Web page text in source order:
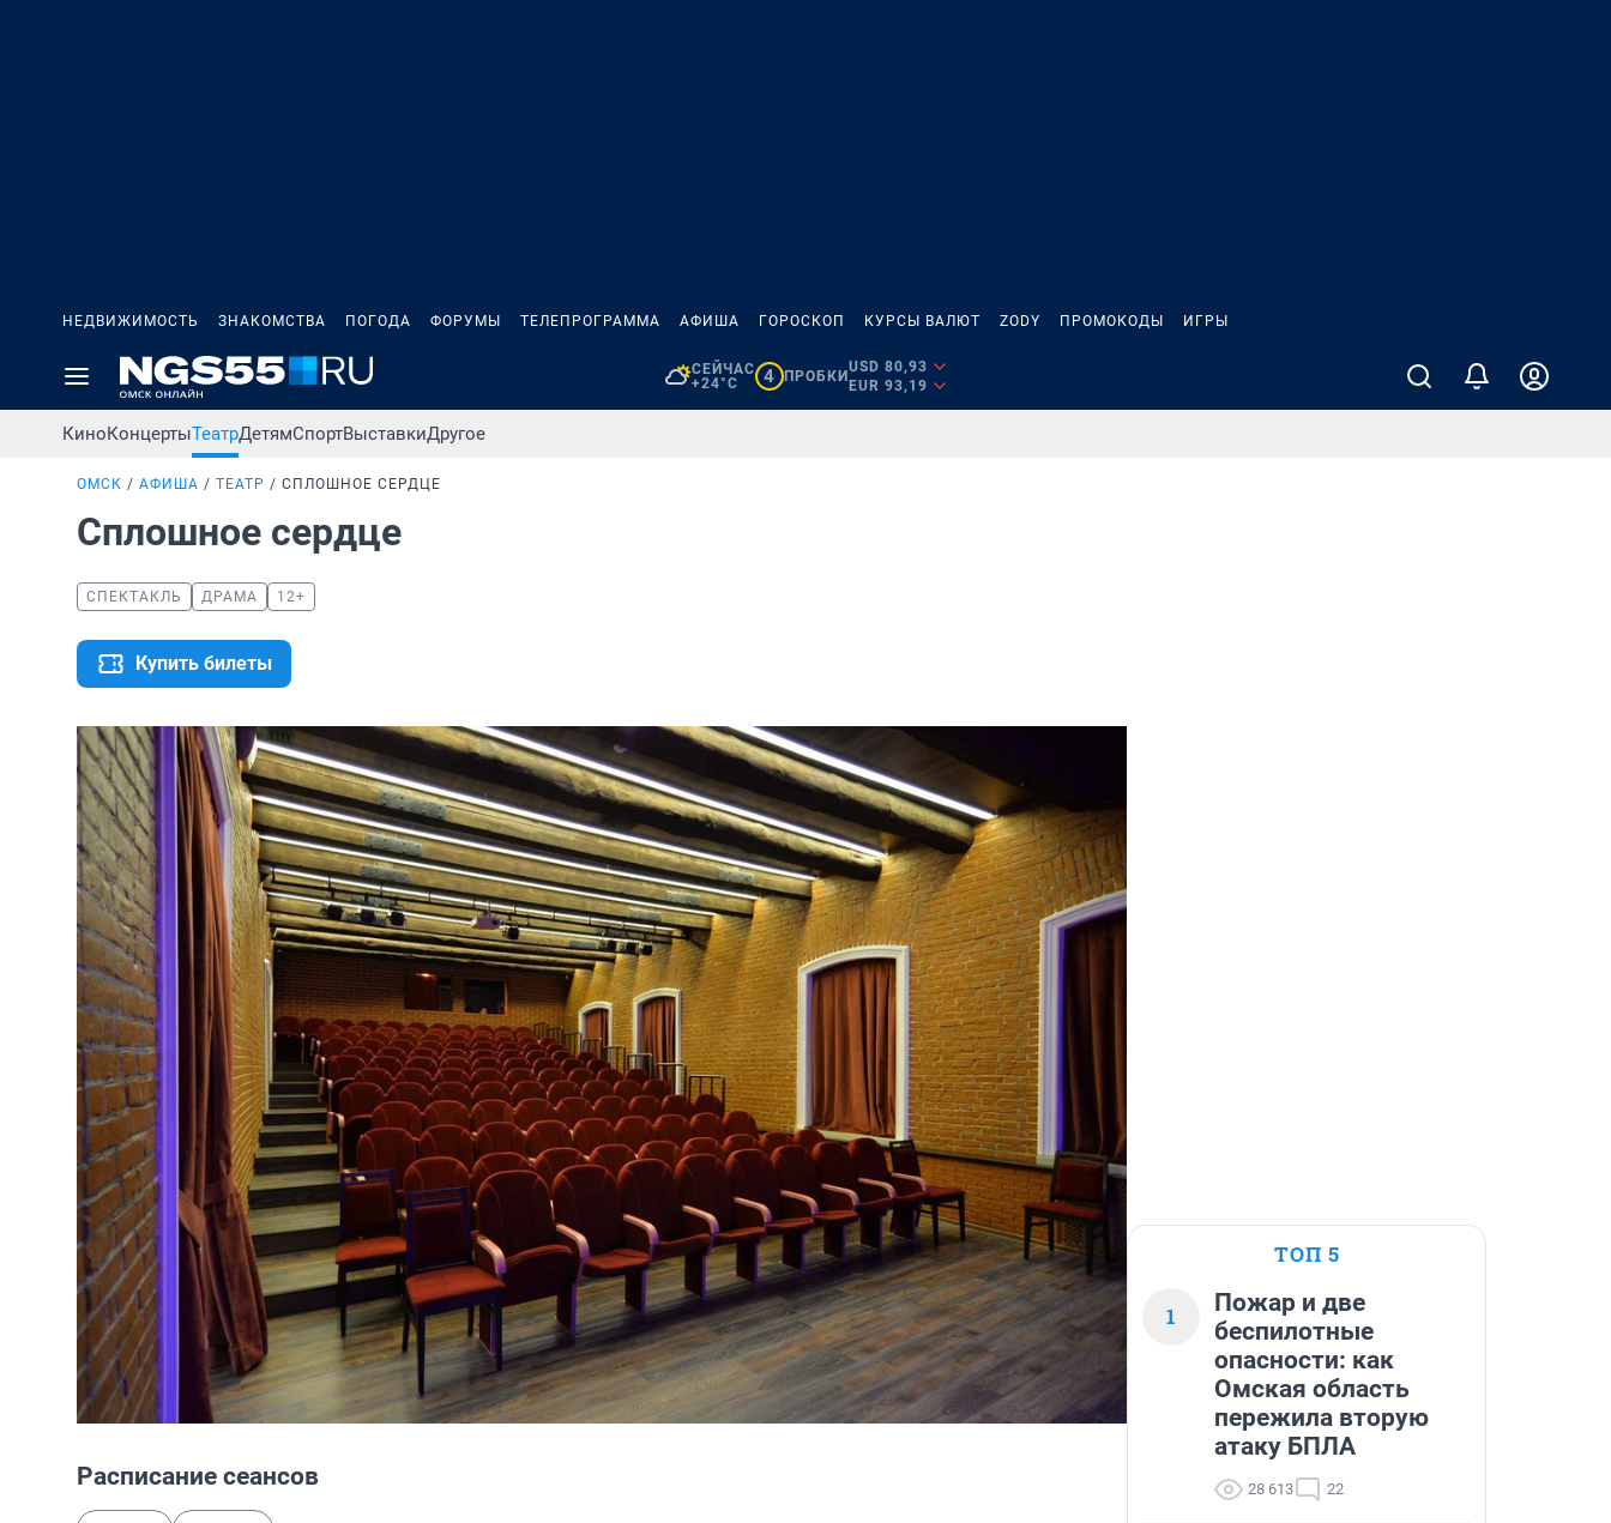
НЕДВИЖИМОСТЬ ЗНАКОМСТВА ПОГОДА ФОРУМЫ ТЕЛЕПРОГРАММА АФИША ГОРОСКОП КУРСЫ ВАЛЮТ ZODY ПРОМОКОДЫ ИГРЫ
СЕЙЧАС
+24°C
4 ПРОБКИ
USD 80,93
EUR 93,19
КиноКонцертыТеатрДетямСпортВыставкиДругое
ОМСК АФИША ТЕАТР СПЛОШНОЕ СЕРДЦЕ
Сплошное сердце
СПЕКТАКЛЬ ДРАМА 12+
Купить билеты
Расписание сеансов
ТОП 5
1
Пожар и две
беспилотные
опасности: как
Омская область
пережила вторую
атаку БПЛА
28 613 22